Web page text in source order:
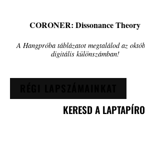
CORONER: Dissonance Theory
A Hangpróba táblázatot megtalálod az
digitális különszámban!
KERESD A